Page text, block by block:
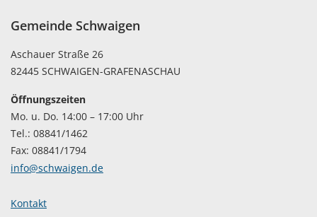
Gemeinde Schwaigen
Aschauer Straße 26
82445 SCHWAIGEN-GRAFENASCHAU
Öffnungszeiten
Mo. u. Do. 14:00 – 17:00 Uhr
Tel.: 08841/1462
Fax: 08841/1794
info@schwaigen.de
Kontakt